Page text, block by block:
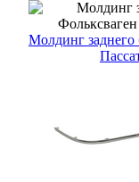
Молдинг заднего